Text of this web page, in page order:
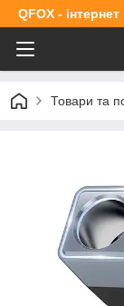
QFOX -
Товари та